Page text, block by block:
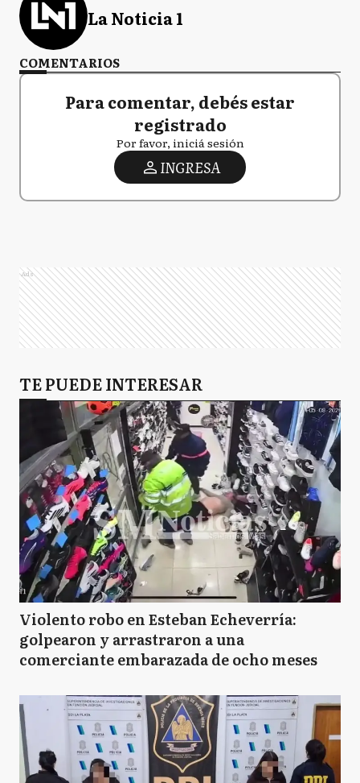
La Noticia 1
COMENTARIOS
Para comentar, debés estar
registrado
Por favor, iniciá sesión
INGRESA
Ads
TE PUEDE INTERESAR
Violento robo en Esteban Echeverría:
golpearon y arrastraron a una
comerciante embarazada de ocho meses